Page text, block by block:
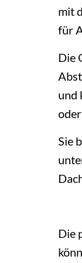
mit
für
Die
und
Sie
Die